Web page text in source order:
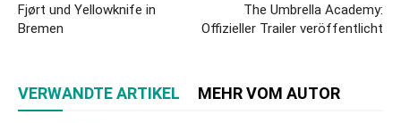
Fjørt und Yellowknife in
Bremen
The Umbrella Academy:
Offizieller Trailer veröffentlicht
VERWANDTE ARTIKEL MEHR VOM AUTOR